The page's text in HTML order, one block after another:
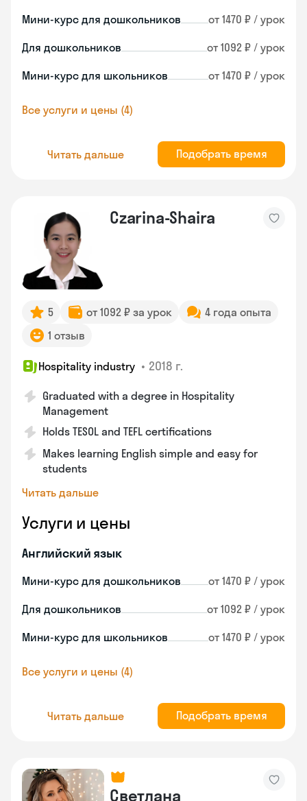
Мини-курс для дошкольников от 1470 ₽ / урок
Для дошкольников от 1092 ₽ / урок
Мини-курс для школьников от 1470 ₽ / урок
Все услуги и цены (4)
Читать дальше Подобрать время
Czarina-Shaira
5 от 1092 ₽ за урок
4 года опыта
1 отзыв
Hospitality industry • 2018 г.
Graduated with a degree in Hospitality
Management
Holds TESOL and TEFL certifications
Makes learning English simple and easy for
students
Читать дальше
Услуги и цены
Английский язык
Мини-курс для дошкольников от 1470 ₽ / урок
Для дошкольников от 1092 ₽ / урок
Мини-курс для школьников от 1470 ₽ / урок
Все услуги и цены (4)
Читать дальше Подобрать время
Светлана